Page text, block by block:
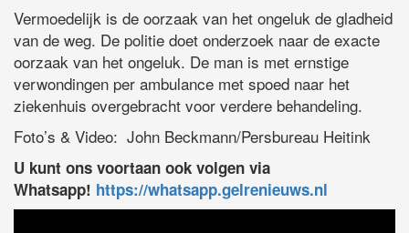
Vermoedelijk is de oorzaak van het ongeluk de gladheid
van de weg. De politie doet onderzoek naar de exacte
oorzaak van het ongeluk. De man is met ernstige
verwondingen per ambulance met spoed naar het
ziekenhuis overgebracht voor verdere behandeling.
Foto’s & Video: John Beckmann/Persbureau Heitink
U kunt ons voortaan ook volgen via
Whatsapp! https://whatsapp.gelrenieuws.nl